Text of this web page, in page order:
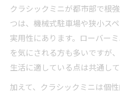
クラシックミニが都市部で根
つは、機械式駐車場や狭小ス
実用性にあります。ローバー
を気にされる方も多いですが
生活に適している点は共通して
加えて、クラシックミニは個